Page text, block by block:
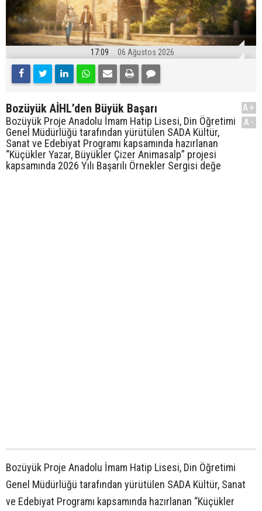
17:09 06 Ağustos 2026
Bozüyük AİHL’den Büyük Başarı
Bozüyük Proje Anadolu İmam Hatip Lisesi, Din Öğretimi
Genel Müdürlüğü tarafından yürütülen SADA Kültür,
Sanat ve Edebiyat Programı kapsamında hazırlanan
“Küçükler Yazar, Büyükler Çizer Animasalp” projesi
kapsamında 2026 Yılı Başarılı Örnekler Sergisi değe
A+
A-
Bozüyük Proje Anadolu İmam Hatip Lisesi, Din Öğretimi
Genel Müdürlüğü tarafından yürütülen SADA Kültür, Sanat
ve Edebiyat Programı kapsamında hazırlanan “Küçükler